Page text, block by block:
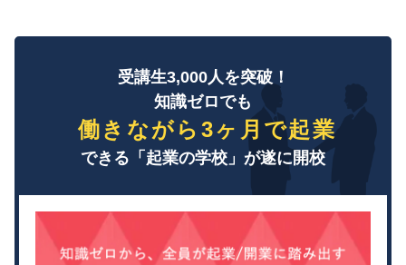
受講生3,000人を突破！
知識ゼロでも
働きながら3ヶ月で起業
できる「起業の学校」が遂に開校